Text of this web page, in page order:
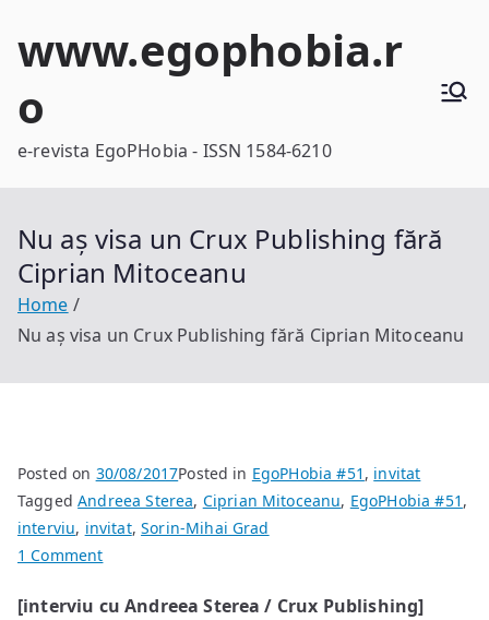
www.egophobia.r
o
e-revista EgoPHobia - ISSN 1584-6210
Nu aș visa un Crux Publishing fără
Ciprian Mitoceanu
Home
Nu aș visa un Crux Publishing fără Ciprian Mitoceanu
Posted on 30/08/2017Posted in EgoPHobia #51 , invitat
TaggedAndreea Sterea, Ciprian Mitoceanu, EgoPHobia #51 ,
interviu, invitat,Sorin-Mihai Grad
1 Commenton
aș
[interviu cu Andreea Sterea / Crux Publishing]